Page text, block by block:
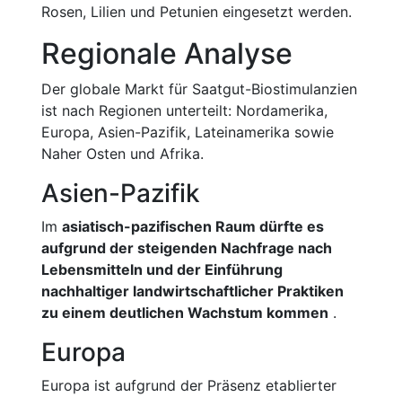
Rosen, Lilien und Petunien eingesetzt werden.
Regionale Analyse
Der globale Markt für Saatgut-Biostimulanzien
ist nach Regionen unterteilt: Nordamerika,
Europa, Asien-Pazifik, Lateinamerika sowie
Naher Osten und Afrika.
Asien-Pazifik
Im asiatisch-pazifischen Raum dürfte es
aufgrund der steigenden Nachfrage nach
Lebensmitteln und der Einführung
nachhaltiger landwirtschaftlicher Praktiken
zu einem deutlichen Wachstum kommen .
Europa
Europa ist aufgrund der Präsenz etablierter